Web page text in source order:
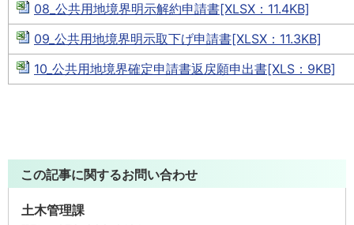
08_公共用地境界明示解約申請書[XLSX：11.4KB]
09_公共用地境界明示取下げ申請書[XLSX：11.3KB]
10_公共用地境界確定申請書返戻願申出書[XLS：9KB]
この記事に関するお問い合わせ
土木管理課